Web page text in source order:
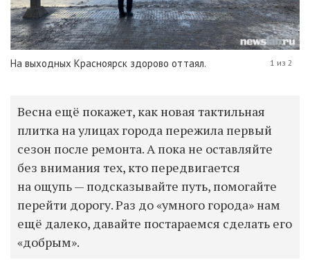
На выходных Красноярск здорово оттаял. 1 из 2
Весна ещё покажет, как новая тактильная
плитка на улицах города пережила первый
сезон после ремонта. А пока не оставляйте
без внимания тех, кто передвигается
на ощупь — подсказывайте путь, помогайте
перейти дорогу. Раз до «умного города» нам
ещё далеко, давайте постараемся сделать его
«добрым».